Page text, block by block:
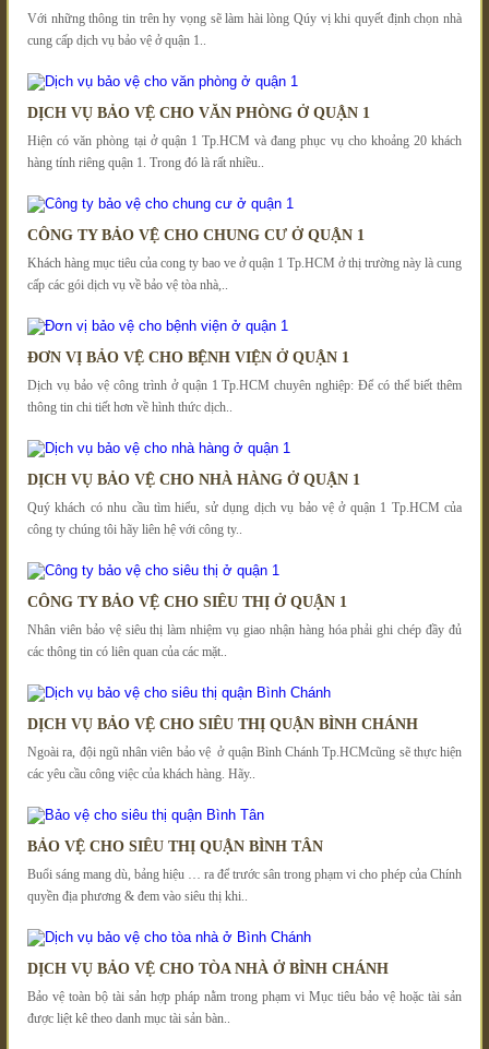
Với những thông tin trên hy vọng sẽ làm hài lòng Qúy vị khi quyết định chọn nhà
cung cấp dịch vụ bảo vệ ở quận 1..
DỊCH VỤ BẢO VỆ CHO VĂN PHÒNG Ở QUẬN 1
Hiện có văn phòng tại ở quận 1 Tp.HCM và đang phục vụ cho khoảng 20 khách
hàng tính riêng quận 1. Trong đó là rất nhiều..
CÔNG TY BẢO VỆ CHO CHUNG CƯ Ở QUẬN 1
Khách hàng mục tiêu của cong ty bao ve ở quận 1 Tp.HCM ở thị trường này là cung
cấp các gói dịch vụ về bảo vệ tòa nhà,..
ĐƠN VỊ BẢO VỆ CHO BỆNH VIỆN Ở QUẬN 1
Dịch vụ bảo vệ công trình ở quận 1 Tp.HCM chuyên nghiệp: Để có thể biết thêm
thông tin chi tiết hơn về hình thức dịch..
DỊCH VỤ BẢO VỆ CHO NHÀ HÀNG Ở QUẬN 1
Quý khách có nhu cầu tìm hiểu, sử dụng dịch vụ bảo vệ ở quận 1 Tp.HCM của
công ty chúng tôi hãy liên hệ với công ty..
CÔNG TY BẢO VỆ CHO SIÊU THỊ Ở QUẬN 1
Nhân viên bảo vệ siêu thị làm nhiệm vụ giao nhận hàng hóa phải ghi chép đầy đủ
các thông tin có liên quan của các mặt..
DỊCH VỤ BẢO VỆ CHO SIÊU THỊ QUẬN BÌNH CHÁNH
Ngoài ra, đội ngũ nhân viên bảo vệ ở quận Bình Chánh Tp.HCMcũng sẽ thực hiện
các yêu cầu công việc của khách hàng. Hãy..
BẢO VỆ CHO SIÊU THỊ QUẬN BÌNH TÂN
Buổi sáng mang dù, bảng hiệu … ra để trước sân trong phạm vi cho phép của Chính
quyền địa phương & đem vào siêu thị khi..
DỊCH VỤ BẢO VỆ CHO TÒA NHÀ Ở BÌNH CHÁNH
Bảo vệ toàn bộ tài sản hợp pháp nằm trong phạm vi Mục tiêu bảo vệ hoặc tài sản
được liệt kê theo danh mục tài sản bàn..